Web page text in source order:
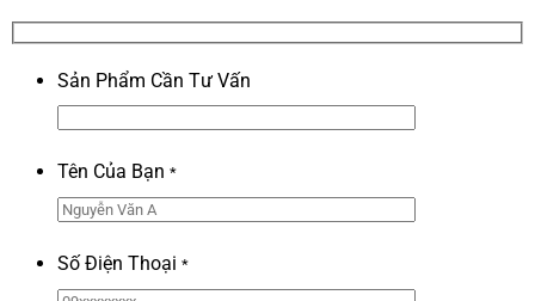
Sản Phẩm Cần Tư Vấn
Tên Của Bạn *
Số Điện Thoại *